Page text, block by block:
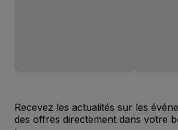
Recevez les actualités sur les
des offres directement dans votre